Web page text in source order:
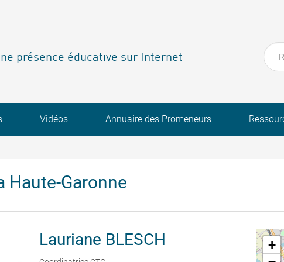
présence éducative sur Internet
Vidéos Annuaire des Promeneurs
Haute-Garonne
Lauriane BLESCH
+